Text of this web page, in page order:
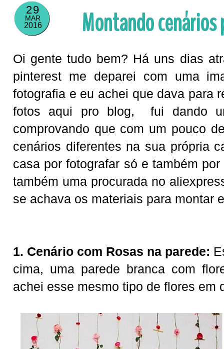
29
MAR
2016 Montando
Oi gente tudo bem? Há uns dias
pinterest me deparei com uma
fotografia e eu achei que dava para
fotos aqui pro blog, fui dando
comprovando que com um pouco
cenários diferentes na sua própria
casa por fotografar só e também
também uma procurada no
se achava os materiais para montar
1. Cenário com Rosas na parede:
cima, uma parede branca com
achei esse mesmo tipo de flores em